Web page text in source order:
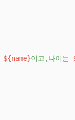
${name}이고,나이는